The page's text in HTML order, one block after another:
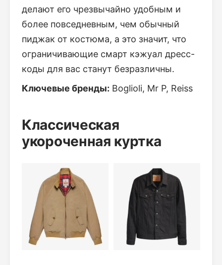
делают его чрезвычайно удобным и
более повседневным, чем обычный
пиджак от костюма, а это значит, что
ограничивающие смарт кэжуал дресс-
коды для вас станут безразличны.
Ключевые бренды: Boglioli, Mr P, Reiss
Классическая
укороченная куртка